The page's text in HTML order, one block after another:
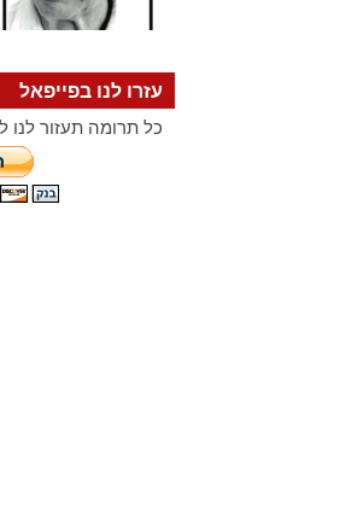
עזרו לנו בפייפאל
כל תרומה תעזור לנו